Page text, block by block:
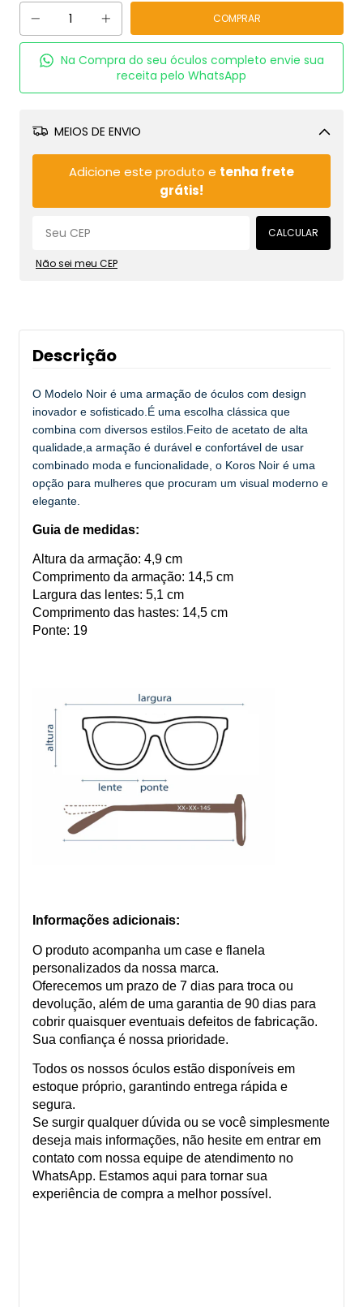
Na Compra do seu óculos completo envie sua
receita pelo WhatsApp
MEIOS DE ENVIO
Adicione este produto e tenha frete
grátis!
CALCULAR
Não sei meu CEP
Descrição
O Modelo Noir é uma armação de óculos com design
inovador e sofisticado.É uma escolha clássica que
combina com diversos estilos.Feito de acetato de alta
qualidade,a armação é durável e confortável de usar
combinado moda e funcionalidade, o Koros Noir é uma
opção para mulheres que procuram um visual moderno e
elegante.
Guia de medidas:
Altura da armação: 4,9 cm
Comprimento da armação: 14,5 cm
Largura das lentes: 5,1 cm
Comprimento das hastes: 14,5 cm
Ponte: 19
Informações adicionais:
O produto acompanha um case e flanela
personalizados da nossa marca.
Oferecemos um prazo de 7 dias para troca ou
devolução, além de uma garantia de 90 dias para
cobrir quaisquer eventuais defeitos de fabricação.
Sua confiança é nossa prioridade.
Todos os nossos óculos estão disponíveis em
estoque próprio, garantindo entrega rápida e
segura.
Se surgir qualquer dúvida ou se você simplesmente
deseja mais informações, não hesite em entrar em
contato com nossa equipe de atendimento no
WhatsApp. Estamos aqui para tornar sua
experiência de compra a melhor possível.